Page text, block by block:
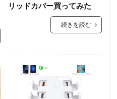
リッドカバー買ってみた
続きを読む